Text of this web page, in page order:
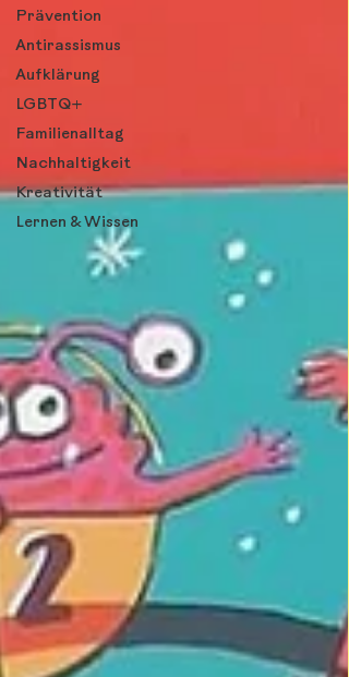
Prävention
Antirassismus
Aufklärung
LGBTQ+
Familienalltag
Nachhaltigkeit
Kreativität
Lernen & Wissen